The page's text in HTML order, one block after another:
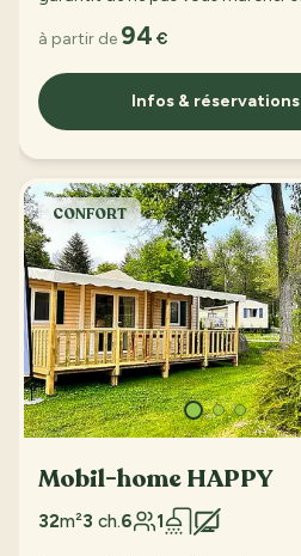
à partir de 94 €
Infos & réservations
CONFORT
Mobil-home HAPPY
32m²3 ch.6 1